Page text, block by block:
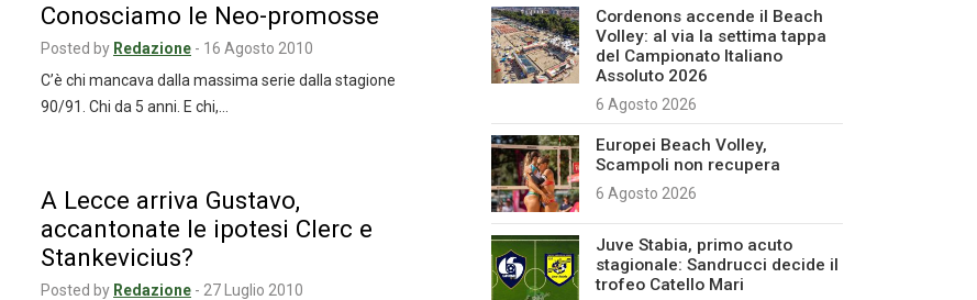
Conosciamo le Neo-promosse
Posted by Redazione - 16 Agosto 2010
C’è chi mancava dalla massima serie dalla stagione
90/91. Chi da 5 anni. E chi,…
A Lecce arriva Gustavo,
accantonate le ipotesi Clerc e
Stankevicius?
Posted by Redazione - 27 Luglio 2010
Cordenons accende il Beach
Volley: al via la settima tappa
del Campionato Italiano
Assoluto 2026
6 Agosto 2026
Europei Beach Volley,
Scampoli non recupera
6 Agosto 2026
Juve Stabia, primo acuto
stagionale: Sandrucci decide il
trofeo Catello Mari